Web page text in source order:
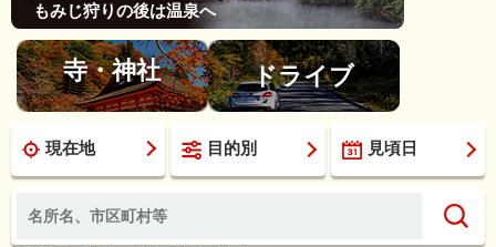
もみじ狩りの後は温泉へ
寺・神社 ドライブ
現在地 目的別 見頃日